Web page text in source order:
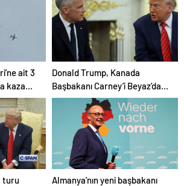
ait 3
kaza
Donald Trump, Kanada
Başbakanı Carney’i Beyaz’da
ağırladı
turu
Almanya’nın yeni başbakanı